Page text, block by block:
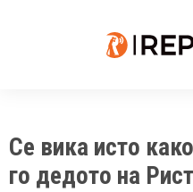
Се вика исто
го дедото на